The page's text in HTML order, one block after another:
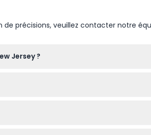
précisions, veuillez contacter notre
Jersey ?